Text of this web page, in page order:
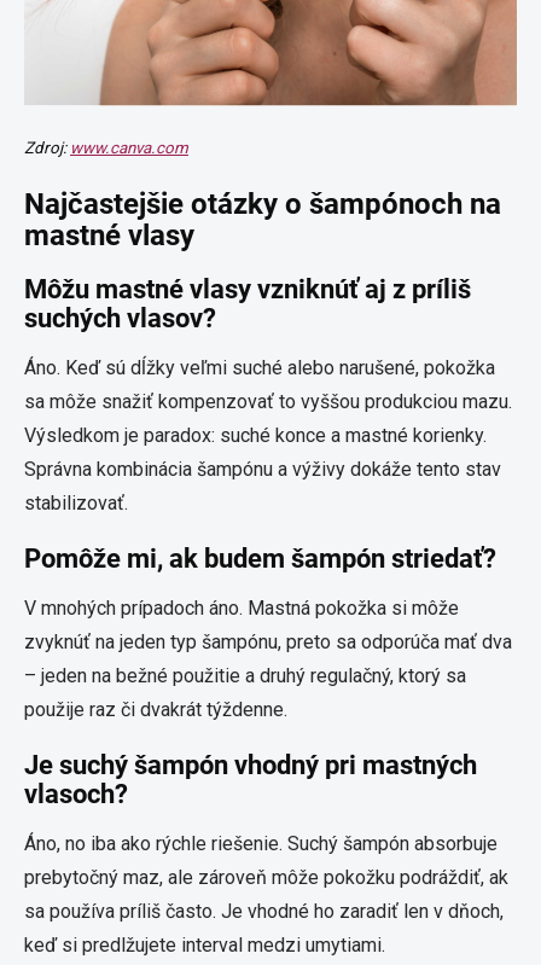
Zdroj: www.canva.com
Najčastejšie otázky o šampónoch na
mastné vlasy
Môžu mastné vlasy vzniknúť aj z príliš
suchých vlasov?
Áno. Keď sú dĺžky veľmi suché alebo narušené, pokožka
sa môže snažiť kompenzovať to vyššou produkciou mazu.
Výsledkom je paradox: suché konce a mastné korienky.
Správna kombinácia šampónu a výživy dokáže tento stav
stabilizovať.
Pomôže mi, ak budem šampón striedať?
V mnohých prípadoch áno. Mastná pokožka si môže
zvyknúť na jeden typ šampónu, preto sa odporúča mať dva
– jeden na bežné použitie a druhý regulačný, ktorý sa
použije raz či dvakrát týždenne.
Je suchý šampón vhodný pri mastných
vlasoch?
Áno, no iba ako rýchle riešenie. Suchý šampón absorbuje
prebytočný maz, ale zároveň môže pokožku podráždiť, ak
sa používa príliš často. Je vhodné ho zaradiť len v dňoch,
keď si predlžujete interval medzi umytiami.